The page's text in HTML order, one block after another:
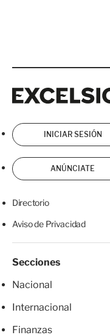
INICIAR SESIÓN
ANÚNCIATE
Directorio
Aviso de Privacidad
Secciones
Nacional
Internacional
Finanzas